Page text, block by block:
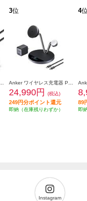
3位
24,990円 (税込)
249円分ポイント還元
即納（在庫残りわずか）
4
89
即
Instagram